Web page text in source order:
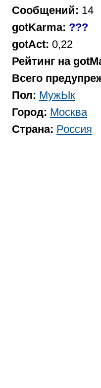
Сообщений: 14
gotKarma: ???
gotAct: 0,22
Рейтинг на
Всего
Пол: МужЫк
Город: Москва
Страна: Россия